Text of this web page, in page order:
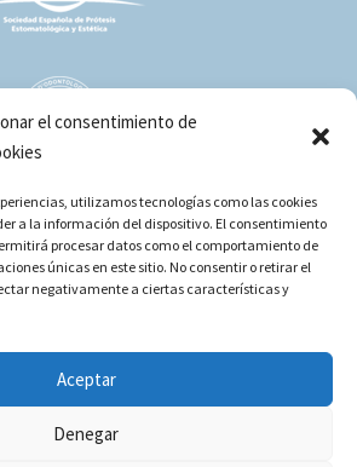
el consentimiento de
utilizamos tecnologías como las cookies
a la información del dispositivo. El consentimiento
procesar datos como el comportamiento de
únicas en este sitio. No consentir o retirar el
negativamente a ciertas características y
Aceptar
Denegar